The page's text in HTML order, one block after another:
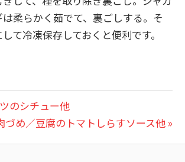
柔らかく茹でて、裏ごしする。そ
て冷凍保存しておくと便利です。
のシチュー他
づめ／豆腐のトマトしらすソース他